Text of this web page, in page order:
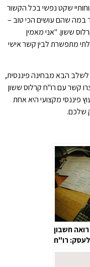
שקט נפשי בכל הקשור
במה שהם עושים הכי טוב –
ששון. "אני מאמין
מתפשרת לבין קשר אישי
הבא מבחינה פיננסית,
קשר עם רו"ח קרלוס ששון
פיננסי מקצועי היא אחת
שלכם.
חשבון
רו"ח
מסביר על
ההחלטות